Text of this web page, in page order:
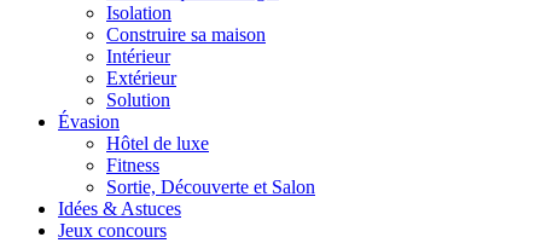
Isolation
Construire sa maison
Intérieur
Extérieur
Solution
Évasion
Hôtel de luxe
Fitness
Sortie, Découverte et Salon
Idées & Astuces
Jeux concours